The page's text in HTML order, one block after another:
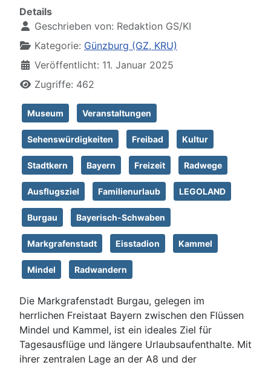
Details
Geschrieben von: Redaktion GS/KI
Kategorie: Günzburg (GZ, KRU)
Veröffentlicht: 11. Januar 2025
Zugriffe: 462
Museum Veranstaltungen
Sehenswürdigkeiten Freibad Kultur
Stadtkern Bayern Freizeit Radwege
Ausflugsziel Familienurlaub LEGOLAND
Burgau Bayerisch-Schwaben
Markgrafenstadt Eisstadion Kammel
Mindel Radwandern
Die Markgrafenstadt Burgau, gelegen im
herrlichen Freistaat Bayern zwischen den Flüssen
Mindel und Kammel, ist ein ideales Ziel für
Tagesausflüge und längere Urlaubsaufenthalte. Mit
ihrer zentralen Lage an der A8 und der